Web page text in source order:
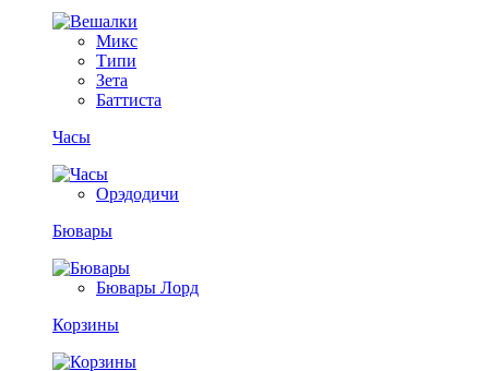
Микс
Типи
Зета
Баттиста
Часы
Орэдодичи
Бювары
Бювары Лорд
Корзины